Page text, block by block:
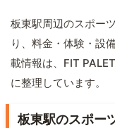
板東駅周辺のスポー
り、料金・体験・設
載情報は、FIT
に整理しています。
板東駅のスポー